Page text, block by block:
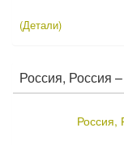
(Детали)
Россия, Россия
Россия,